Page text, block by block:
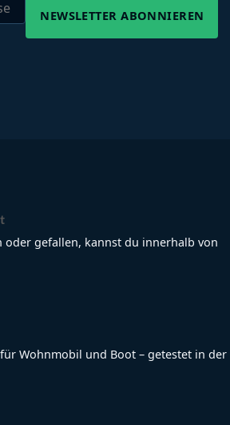
NEWSLETTER ABONNIEREN
oder gefallen, kannst du innerhalb von
Wohnmobil und Boot – getestet in der